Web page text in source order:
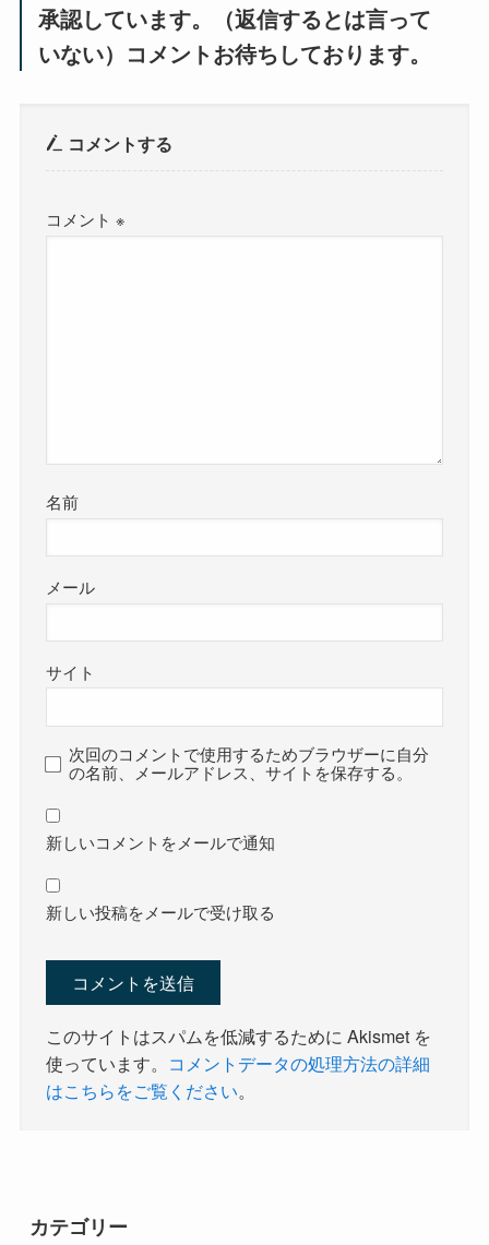
承認しています。（返信するとは言って
いない）コメントお待ちしております。
コメントする
コメント※
名前
メール
サイト
次回のコメントで使用するためブラウザーに自分
の名前、メールアドレス、サイトを保存する。
新しいコメントをメールで通知
新しい投稿をメールで受け取る
このサイトはスパムを低減するために Akismet を
使っています。 コメントデータの処理方法の詳細
はこちらをご覧ください。
カテゴリー